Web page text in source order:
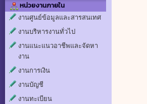
หน่วยงานภายใน
งานศูนย์ข้อมูลและสารสนเทศ
งานบริหารงานทั่วไป
งานแนะแนวอาชีพและจัดหา
งาน
งานการเงิน
งานบัญชี
งานทะเบียน